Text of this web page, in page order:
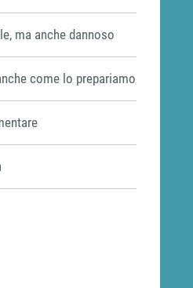
ma anche dannoso
come lo prepariamo